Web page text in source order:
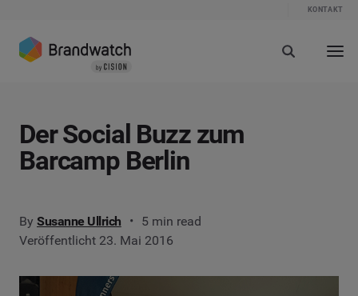
KONTAKT
Der Social Buzz zum
Barcamp Berlin
By Susanne Ullrich
5 min read
Veröffentlicht 23. Mai 2016